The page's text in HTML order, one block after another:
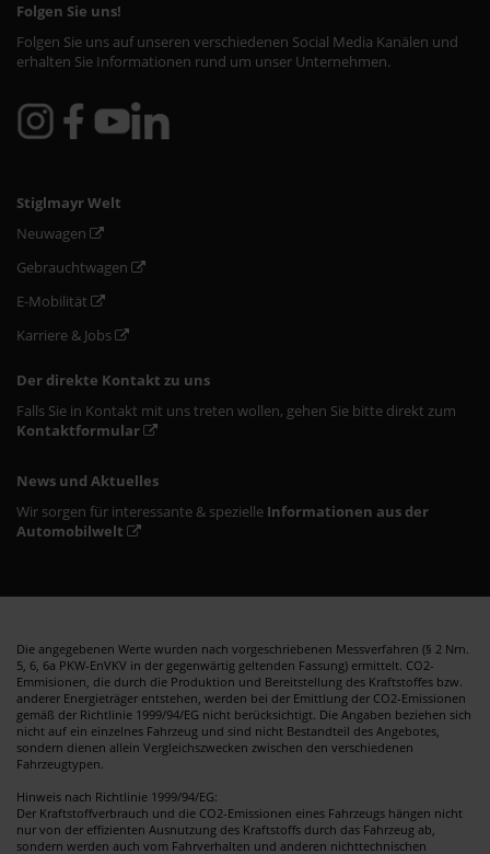
Folgen Sie uns!
Folgen Sie uns auf unseren verschiedenen Social Media Kanälen und
erhalten Sie Informationen rund um unser Unternehmen.
Stiglmayr Welt
Neuwagen
Gebrauchtwagen
E-Mobilität
Karriere & Jobs
Der direkte Kontakt zu uns
Falls Sie in Kontakt mit uns treten wollen, gehen Sie bitte direkt zum
Kontaktformular
News und Aktuelles
Wir sorgen für interessante & spezielle Informationen aus der
Automobilwelt
Die angegebenen Werte wurden nach vorgeschriebenen Messverfahren (§ 2 Nrn.
5, 6, 6a PKW-EnVKV in der gegenwärtig geltenden Fassung) ermittelt. CO2-
Emmisionen, die durch die Produktion und Bereitstellung des Kraftstoffes bzw.
anderer Energieträger entstehen, werden bei der Emittlung der CO2-Emissionen
gemäß der Richtlinie 1999/94/EG nicht berücksichtigt. Die Angaben beziehen sich
nicht auf ein einzelnes Fahrzeug und sind nicht Bestandteil des Angebotes,
sondern dienen allein Vergleichszwecken zwischen den verschiedenen
Fahrzeugtypen.
Hinweis nach Richtlinie 1999/94/EG:
Der Kraftstoffverbrauch und die CO2-Emissionen eines Fahrzeugs hängen nicht
nur von der effizienten Ausnutzung des Kraftstoffs durch das Fahrzeug ab,
sondern werden auch vom Fahrverhalten und anderen nichttechnischen